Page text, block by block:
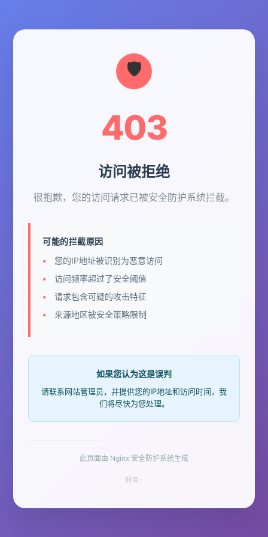
403
访问被拒绝
很抱歉，您的访问请求已被安全防护系统拦截。
可能的拦截原因
您的IP地址被识别为恶意访问
访问频率超过了安全阈值
请求包含可疑的攻击特征
来源地区被安全策略限制
如果您认为这是误判
请联系网站管理员，并提供您的IP地址和访问时间，我
们将尽快为您处理。
此页面由 Nginx 安全防护系统生成
时间: